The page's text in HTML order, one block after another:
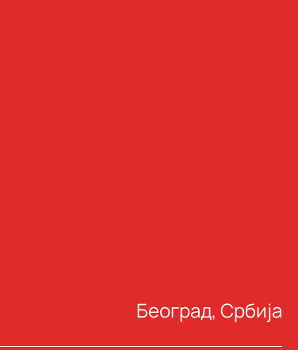
Београд, Србија